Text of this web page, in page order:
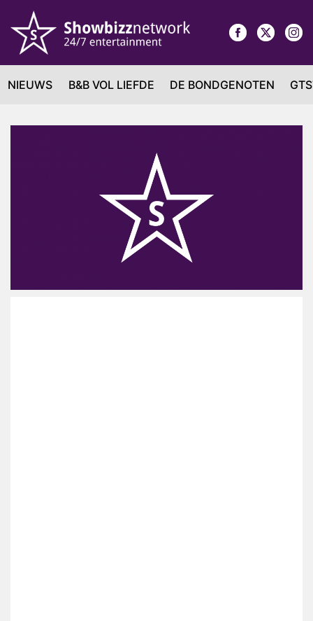
NIEUWS B&B VOL LIEFDE DE BONDGENOTEN